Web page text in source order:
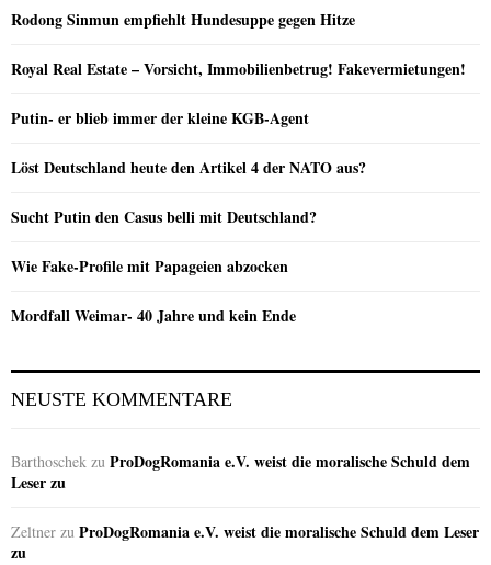
Rodong Sinmun empfiehlt Hundesuppe gegen Hitze
Royal Real Estate – Vorsicht, Immobilienbetrug! Fakevermietungen!
Putin- er blieb immer der kleine KGB-Agent
Löst Deutschland heute den Artikel 4 der NATO aus?
Sucht Putin den Casus belli mit Deutschland?
Wie Fake-Profile mit Papageien abzocken
Mordfall Weimar- 40 Jahre und kein Ende
NEUSTE KOMMENTARE
Barthoschek zu ProDogRomania e.V. weist die moralische Schuld dem
Leser zu
Zeltner zu ProDogRomania e.V. weist die moralische Schuld dem Leser
zu